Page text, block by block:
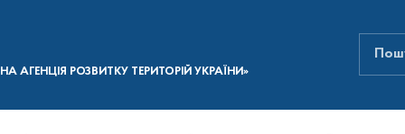
РОЗВИТКУ ТЕРИТОРІЙ УКРАЇНИ»
ПОШУК НА САЙТІ
Пошук: